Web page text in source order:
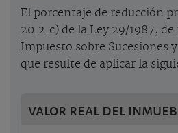
El porcentaje de reducción
20.2.c) de la Ley 29/1987,
Impuesto sobre Sucesiones
que resulte de aplicar la
valor real del